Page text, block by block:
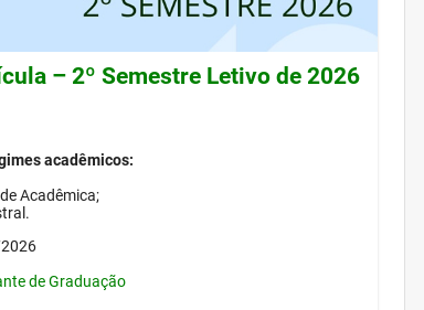
– 2º Semestre Letivo de 2026
acadêmicos:
Acadêmica;
de Graduação